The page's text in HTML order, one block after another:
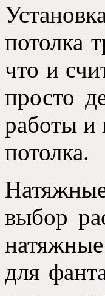
потолка
что и
просто
работы и
потолка.
выбор
для